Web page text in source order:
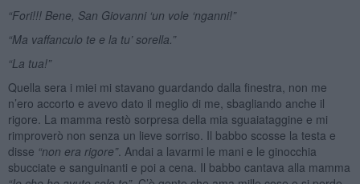
“Fori!!! Bene, San Giovanni ‘un vole ‘nganni!”
“Ma vaffanculo te e la tu’ sorella.”
“La tua!”
Quella sera i miei mi stavano guardando dalla finestra, non me
n’ero accorto e avevo dato il meglio di me, sbagliando anche il
rigore. La mamma restò sorpresa della mia sguaiataggine e mi
rimproverò non senza un lieve sorriso. Il babbo scosse la testa e
disse “non era rigore”. Andai a lavarmi le mani e le ginocchia
sbucciate e sanguinanti e poi a cena. Il babbo cantava alla mamma